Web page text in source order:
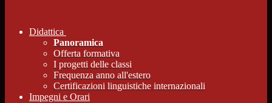
Didattica
Panoramica
Offerta formativa
I progetti delle classi
Frequenza anno all'estero
Certificazioni linguistiche internazionali
Impegni e Orari